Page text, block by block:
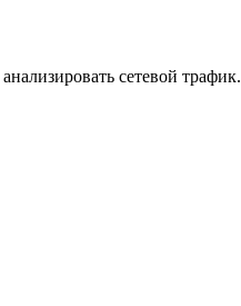
сетевой трафик.